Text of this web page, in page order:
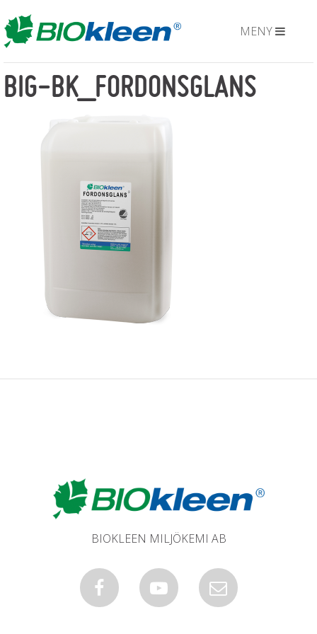
MENY
BIG-BK_FORDONSGLANS
BIOKLEEN MILJÖKEMI AB